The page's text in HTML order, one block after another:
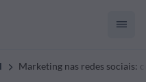
Marketing nas redes sociais: